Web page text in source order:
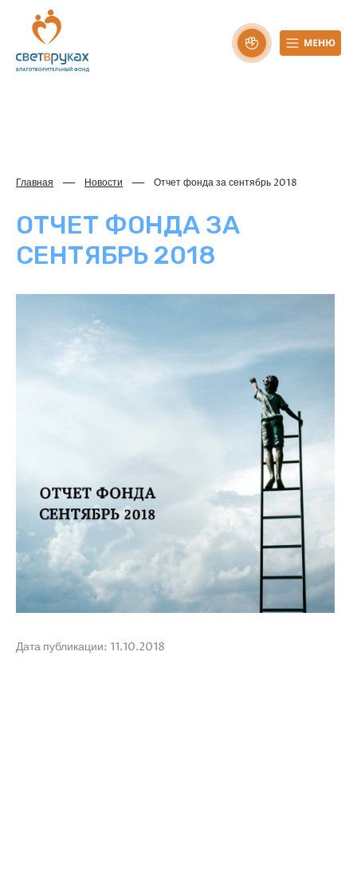
Главная Новости Отчет фонда за сентябрь 2018
ОТЧЕТ ФОНДА ЗА
СЕНТЯБРЬ 2018
Дата публикации: 11.10.2018